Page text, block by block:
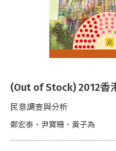
(Out of Stock) 2012香
民意調查與分析
鄭宏泰、尹寶珊、黃子為